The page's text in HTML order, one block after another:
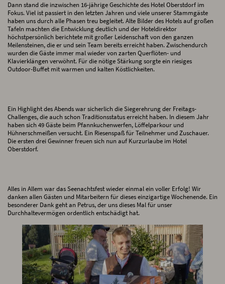
Dann stand die inzwischen 16-jährige Geschichte des Hotel Oberstdorf im
Fokus. Viel ist passiert in den letzten Jahren und viele unserer Stammgäste
haben uns durch alle Phasen treu begleitet. Alte Bilder des Hotels auf großen
Tafeln machten die Entwicklung deutlich und der Hoteldirektor
höchstpersönlich berichtete mit großer Leidenschaft von den ganzen
Meilensteinen, die er und sein Team bereits erreicht haben. Zwischendurch
wurden die Gäste immer mal wieder von zarten Querflöten- und
Klavierklängen verwöhnt. Für die nötige Stärkung sorgte ein riesiges
Outdoor-Buffet mit warmen und kalten Köstlichkeiten.
Ein Highlight des Abends war sicherlich die Siegerehrung der Freitags-
Challenges, die auch schon Traditionsstatus erreicht haben. In diesem Jahr
haben sich 49 Gäste beim Pfannkuchenwerfen, Löffelparkour und
Hühnerschmeißen versucht. Ein Riesenspaß für Teilnehmer und Zuschauer.
Die ersten drei Gewinner freuen sich nun auf Kurzurlaube im Hotel
Oberstdorf.
Alles in Allem war das Seenachtsfest wieder einmal ein voller Erfolg! Wir
danken allen Gästen und Mitarbeitern für dieses einzigartige Wochenende. Ein
besonderer Dank geht an Petrus, der uns dieses Mal für unser
Durchhaltevermögen ordentlich entschädigt hat.